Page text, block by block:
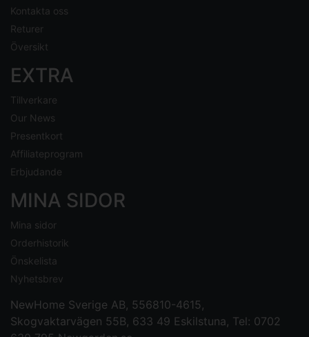
Kontakta oss
Returer
Översikt
EXTRA
Tillverkare
Our News
Presentkort
Affiliateprogram
Erbjudande
MINA SIDOR
Mina sidor
Orderhistorik
Önskelista
Nyhetsbrev
NewHome Sverige AB, 556810-4615,
Skogvaktarvägen 55B, 633 49 Eskilstuna, Tel: 0702